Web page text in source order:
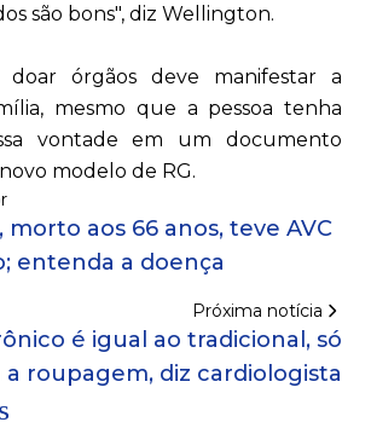
são bons", diz Wellington.
doar órgãos deve manifestar a
mesmo que a pessoa tenha
vontade em um documento
modelo de RG.
morto aos 66 anos, teve AVC
entenda a doença
Próxima notícia
é igual ao tradicional, só
a roupagem, diz cardiologista